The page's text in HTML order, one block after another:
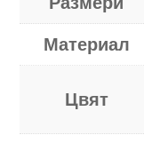
Материал
Цвят